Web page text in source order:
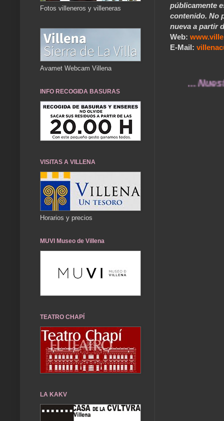
públicamente
contenido. No
nueva a partir
Web:
E-Mail:
... Nuestros
Fotos villeneros y villeneras
Avamet Webcam Villena
INFO RECOGIDA BASURAS
VISITAS A VILLENA
Horarios y precios
MUVI Museo de Villena
TEATRO CHAPÍ
LA KAKV